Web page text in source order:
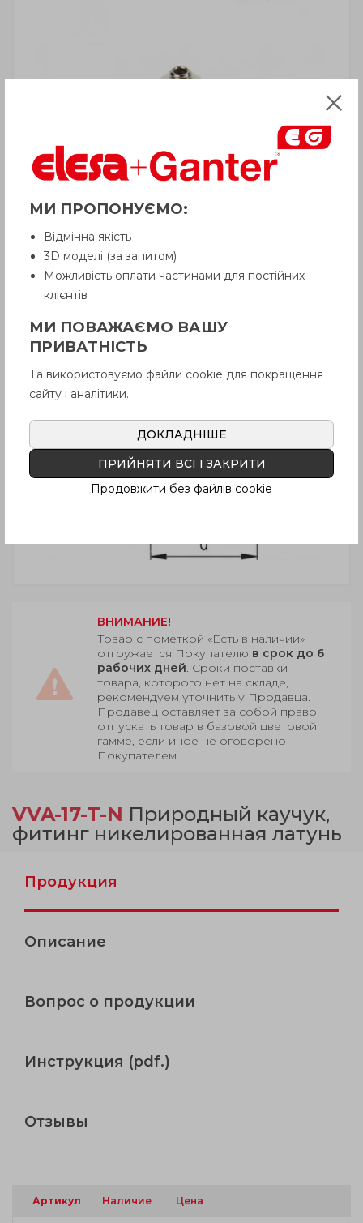
ВНИМАНИЕ!
Товар с пометкой «Есть в наличии»
отгружается Покупателю в срок до 6
рабочих дней. Сроки поставки
товара, которого нет на складе,
рекомендуем уточнить у Продавца.
Продавец оставляет за собой право
отпускать товар в базовой цветовой
гамме, если иное не оговорено
Покупателем.
VVA-17-T-N Природный каучук,
фитинг никелированная латунь
Продукция
Описание
Вопрос о продукции
Инструкция (pdf.)
Отзывы
Артикул Наличие Цена
МИ ПРОПОНУЄМО:
Відмінна якість
3D моделі (за запитом)
Можливість оплати частинами для постійних
клієнтів
МИ ПОВАЖАЄМО ВАШУ
ПРИВАТНІСТЬ
Та використовуємо файли cookie для покращення
сайту і аналітики.
ДОКЛАДНІШЕ
ПРИЙНЯТИ ВСІ І ЗАКРИТИ
Продовжити без файлів cookie